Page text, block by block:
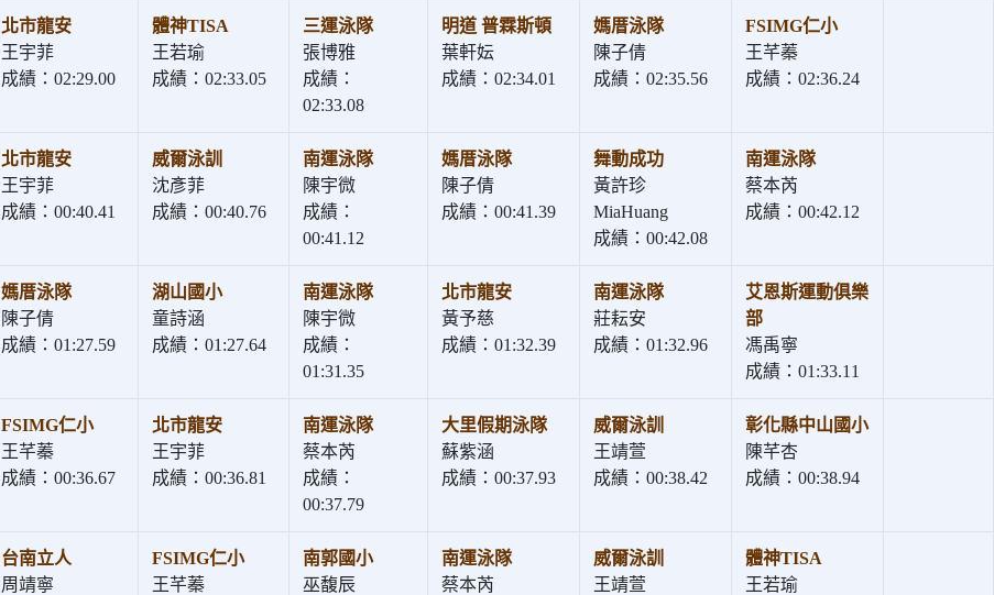
北市龍安
王宇菲
成績：02:29.00
體神TISA
王若瑜
成績：02:33.05
三運泳隊
張博雅
成績：
02:33.08
明道 普霖斯頓
葉軒妘
成績：02:34.01
媽厝泳隊
陳子倩
成績：02:35.56
FSIMG仁小
王芊蓁
成績：02:36.24
北市龍安
王宇菲
成績：00:40.41
威爾泳訓
沈彥菲
成績：00:40.76
南運泳隊
陳宇微
成績：
00:41.12
媽厝泳隊
陳子倩
成績：00:41.39
舞動成功
黃許珍
MiaHuang
成績：00:42.08
南運泳隊
蔡本芮
成績：00:42.12
媽厝泳隊
陳子倩
成績：01:27.59
湖山國小
童詩涵
成績：01:27.64
南運泳隊
陳宇微
成績：
01:31.35
北市龍安
黃予慈
成績：01:32.39
南運泳隊
莊耘安
成績：01:32.96
艾恩斯運動俱樂
部
馮禹寧
成績：01:33.11
FSIMG仁小
王芊蓁
成績：00:36.67
北市龍安
王宇菲
成績：00:36.81
南運泳隊
蔡本芮
成績：
00:37.79
大里假期泳隊
蘇紫涵
成績：00:37.93
威爾泳訓
王靖萱
成績：00:38.42
彰化縣中山國小
陳芊杏
成績：00:38.94
台南立人
周靖寧
FSIMG仁小
王芊蓁
南郭國小
巫馥辰
南運泳隊
蔡本芮
威爾泳訓
王靖萱
體神TISA
王若瑜